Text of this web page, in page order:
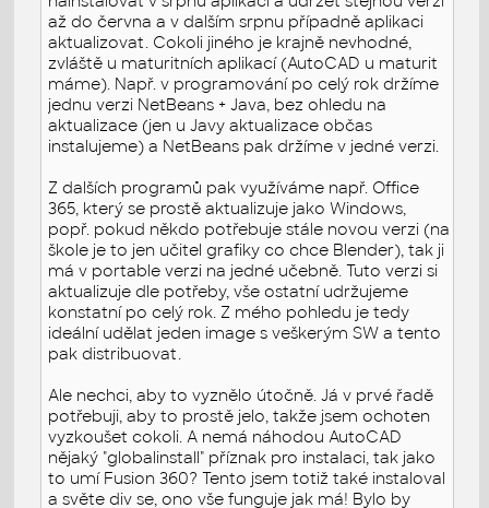
až do června a v dalším srpnu případně aplikaci
aktualizovat. Cokoli jiného je krajně nevhodné,
zvláště u maturitních aplikací (AutoCAD u maturit
máme). Např. v programování po celý rok držíme
jednu verzi NetBeans + Java, bez ohledu na
aktualizace (jen u Javy aktualizace občas
instalujeme) a NetBeans pak držíme v jedné verzi.
Z dalších programů pak využíváme např. Office
365, který se prostě aktualizuje jako Windows,
popř. pokud někdo potřebuje stále novou verzi (na
škole je to jen učitel grafiky co chce Blender), tak ji
má v portable verzi na jedné učebně. Tuto verzi si
aktualizuje dle potřeby, vše ostatní udržujeme
konstatní po celý rok. Z mého pohledu je tedy
ideální udělat jeden image s veškerým SW a tento
pak distribuovat.
Ale nechci, aby to vyznělo útočně. Já v prvé řadě
potřebuji, aby to prostě jelo, takže jsem ochoten
vyzkoušet cokoli. A nemá náhodou AutoCAD
nějaký "globalinstall" příznak pro instalaci, tak jako
to umí Fusion 360? Tento jsem totiž také instaloval
a světe div se, ono vše funguje jak má! Bylo by